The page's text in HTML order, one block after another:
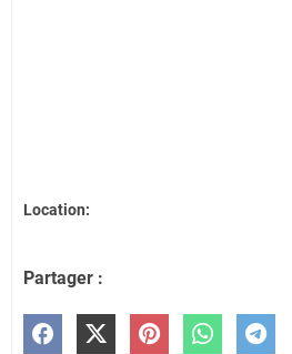
Location:
Partager :